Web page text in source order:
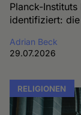
Planck-
identifiziert:
Adrian Beck
29.07.2026
RELIGIONEN